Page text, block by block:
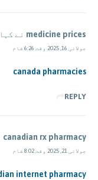
medicine prices نے
جولائی 16, 2025 وقت 6:26 شام
canada pharmacies
REPLY
canadian rx pharmacy
جولائی 21, 2025 وقت 8:02 شام
internet pharmacy